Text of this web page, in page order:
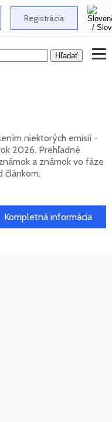
Registrácia
niektorých emisií -
2026. Prehľadné
a známok vo fáze
článkom.
Kompletná informácia